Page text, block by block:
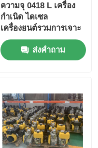
ความจุ 0418 L เครื่อง
กําเนิด ไดเซล
เครื่องยนต์รวมการเจาะ
× กระบวนการ 86 × 72
มิลลิเมตรและขนาดรวม
420 × 440 × 495
ส่งคำถาม